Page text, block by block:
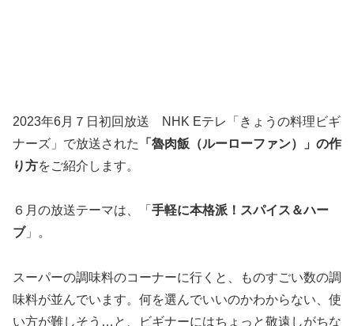
2023年6月７日初回放送 NHK Eテレ「きょうの料理ビギ
ナーズ」で放送された
「魯肉飯（ルーローファン）」の作
り方をご紹介します。
６月の放送テーマは、「 手軽に本格派！スパイス＆ハー
ブ」。
スーパーの調味料のコーナーに行くと、ものすごい数の調
味料が並んでいます。何を選んでいいのかわからない、使
い方が難しそう…と、ビギナーにはちょっと敬遠しがちな